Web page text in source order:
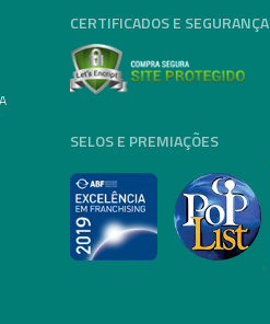
CERTIFICADOS E SEGURANÇA
SELOS E PREMIAÇÕES